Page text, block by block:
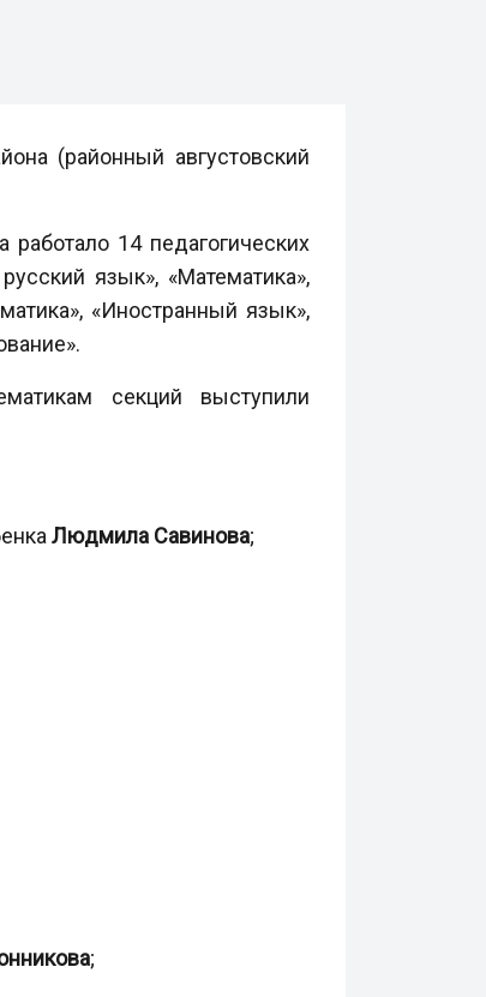
(районный августовский
работало 14 педагогических
язык», «Математика»,
«Иностранный язык»,
секций выступили
Людмила Савинова;
;